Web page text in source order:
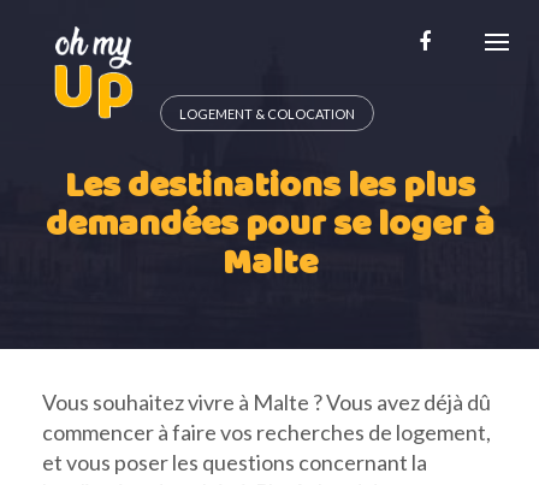
content
LOGEMENT & COLOCATION
Les destinations les plus
demandées pour se loger à
Malte
Vous souhaitez vivre à Malte ? Vous avez déjà dû
commencer à faire vos recherches de logement,
et vous poser les questions concernant la